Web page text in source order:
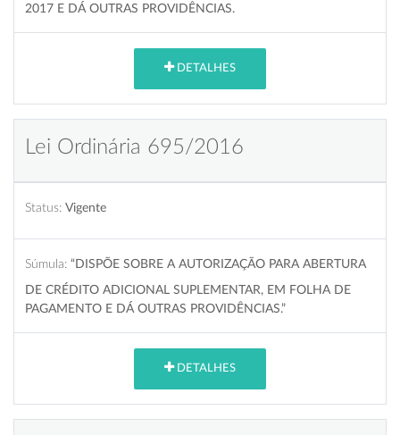
2017 E DÁ OUTRAS PROVIDÊNCIAS.
DETALHES
Lei Ordinária 695/2016
Status: Vigente
Súmula: “DISPÕE SOBRE A AUTORIZAÇÃO PARA ABERTURA
DE CRÉDITO ADICIONAL SUPLEMENTAR, EM FOLHA DE
PAGAMENTO E DÁ OUTRAS PROVIDÊNCIAS.”
DETALHES